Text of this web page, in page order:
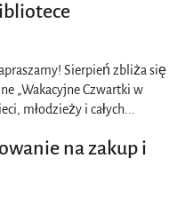
Sierpień zbliża się
„Wakacyjne Czwartki w
młodzieży i całych...
na zakup i